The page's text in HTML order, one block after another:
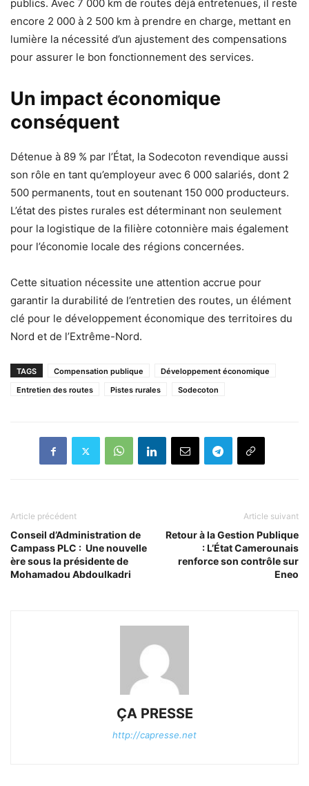
publics. Avec 7 000 km de routes déjà entretenues, il reste
encore 2 000 à 2 500 km à prendre en charge, mettant en
lumière la nécessité d’un ajustement des compensations
pour assurer le bon fonctionnement des services.
Un impact économique
conséquent
Détenue à 89 % par l’État, la Sodecoton revendique aussi
son rôle en tant qu’employeur avec 6 000 salariés, dont 2
500 permanents, tout en soutenant 150 000 producteurs.
L’état des pistes rurales est déterminant non seulement
pour la logistique de la filière cotonnière mais également
pour l’économie locale des régions concernées.
Cette situation nécessite une attention accrue pour
garantir la durabilité de l’entretien des routes, un élément
clé pour le développement économique des territoires du
Nord et de l’Extrême-Nord.
TAGS Compensation publique
Développement économique
Entretien des routes
Pistes rurales Sodecoton
Article précédent
Conseil d’Administration de
Campass PLC : Une nouvelle
ère sous la présidente de
Mohamadou Abdoulkadri
Article suivant
Retour à la Gestion Publique
: L’État Camerounais
renforce son contrôle sur
Eneo
ÇA PRESSE
http://capresse.net